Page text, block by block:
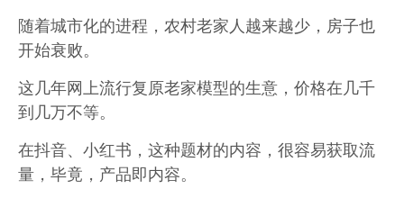
随着城市化的进程，农村老家人越来越少，房子也
开始衰败。
这几年网上流行复原老家模型的生意，价格在几千
到几万不等。
在抖音、小红书，这种题材的内容，很容易获取流
量，毕竟，产品即内容。